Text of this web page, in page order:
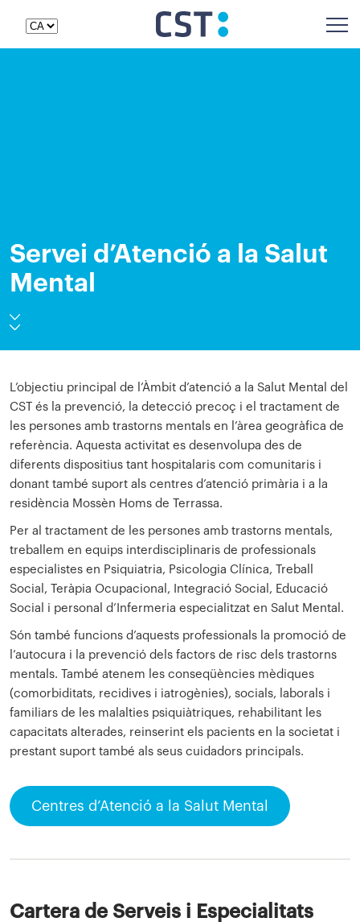
Servei d’Atenció a la Salut
Mental
L’objectiu principal de l’Àmbit d’atenció a la Salut Mental del
CST és la prevenció, la detecció precoç i el tractament de
les persones amb trastorns mentals en l’àrea geogràfica de
referència. Aquesta activitat es desenvolupa des de
diferents dispositius tant hospitalaris com comunitaris i
donant també suport als centres d’atenció primària i a la
residència Mossèn Homs de Terrassa.
Per al tractament de les persones amb trastorns mentals,
treballem en equips interdisciplinaris de professionals
especialistes en Psiquiatria, Psicologia Clínica, Treball
Social, Teràpia Ocupacional, Integració Social, Educació
Social i personal d’Infermeria especialitzat en Salut Mental.
Són també funcions d’aquests professionals la promoció de
l’autocura i la prevenció dels factors de risc dels trastorns
mentals. També atenem les conseqüències mèdiques
(comorbiditats, recidives i iatrogènies), socials, laborals i
familiars de les malalties psiquiàtriques, rehabilitant les
capacitats alterades, reinserint els pacients en la societat i
prestant suport també als seus cuidadors principals.
Centres d’Atenció a la Salut Mental
Cartera de Serveis i Especialitats